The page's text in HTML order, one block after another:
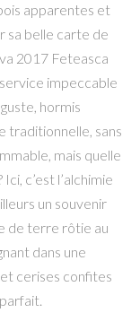
apparentes et
sa belle carte de
2017 Feteasca
impeccable
hormis
traditionnelle, sans
mais quelle
c’est l’alchimie
un souvenir
de terre rôtie au
dans une
cerises confites